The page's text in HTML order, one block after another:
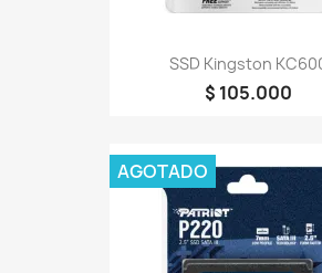
SSD Kingston
$ 105.000
AGOTADO